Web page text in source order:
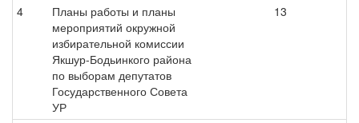
4
Планы работы и планы
мероприятий окружной
избирательной комиссии
Якшур-Бодьинкого района
по выборам депутатов
Государственного Совета
УР
13